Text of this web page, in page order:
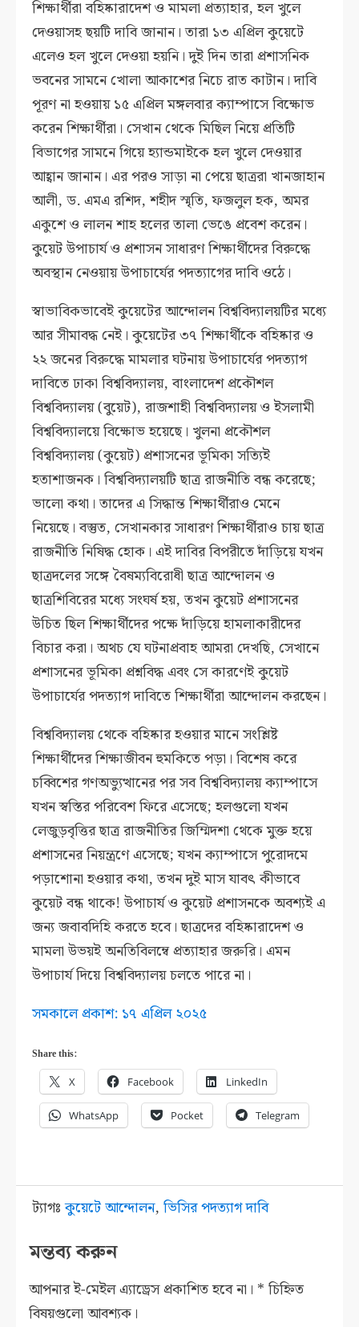
শিক্ষার্থীরা বহিষ্কারাদেশ ও মামলা প্রত্যাহার, হল খুলে
দেওয়াসহ ছয়টি দাবি জানান। তারা ১৩ এপ্রিল কুয়েটে
এলেও হল খুলে দেওয়া হয়নি। দুই দিন তারা প্রশাসনিক
ভবনের সামনে খোলা আকাশের নিচে রাত কাটান। দাবি
পূরণ না হওয়ায় ১৫ এপ্রিল মঙ্গলবার ক্যাম্পাসে বিক্ষোভ
করেন শিক্ষার্থীরা। সেখান থেকে মিছিল নিয়ে প্রতিটি
বিভাগের সামনে গিয়ে হ্যান্ডমাইকে হল খুলে দেওয়ার
আহ্বান জানান। এর পরও সাড়া না পেয়ে ছাত্ররা খানজাহান
আলী, ড. এমএ রশিদ, শহীদ স্মৃতি, ফজলুল হক, অমর
একুশে ও লালন শাহ হলের তালা ভেঙে প্রবেশ করেন।
কুয়েট উপাচার্য ও প্রশাসন সাধারণ শিক্ষার্থীদের বিরুদ্ধে
অবস্থান নেওয়ায় উপাচার্যের পদত্যাগের দাবি ওঠে।
স্বাভাবিকভাবেই কুয়েটের আন্দোলন বিশ্ববিদ্যালয়টির মধ্যে
আর সীমাবদ্ধ নেই। কুয়েটের ৩৭ শিক্ষার্থীকে বহিষ্কার ও
২২ জনের বিরুদ্ধে মামলার ঘটনায় উপাচার্যের পদত্যাগ
দাবিতে ঢাকা বিশ্ববিদ্যালয়, বাংলাদেশ প্রকৌশল
বিশ্ববিদ্যালয় (বুয়েট), রাজশাহী বিশ্ববিদ্যালয় ও ইসলামী
বিশ্ববিদ্যালয়ে বিক্ষোভ হয়েছে। খুলনা প্রকৌশল
বিশ্ববিদ্যালয় (কুয়েট) প্রশাসনের ভূমিকা সত্যিই
হতাশাজনক। বিশ্ববিদ্যালয়টি ছাত্র রাজনীতি বন্ধ করেছে;
ভালো কথা। তাদের এ সিদ্ধান্ত শিক্ষার্থীরাও মেনে
নিয়েছে। বস্তুত, সেখানকার সাধারণ শিক্ষার্থীরাও চায় ছাত্র
রাজনীতি নিষিদ্ধ হোক। এই দাবির বিপরীতে দাঁড়িয়ে যখন
ছাত্রদলের সঙ্গে বৈষম্যবিরোধী ছাত্র আন্দোলন ও
ছাত্রশিবিরের মধ্যে সংঘর্ষ হয়, তখন কুয়েট প্রশাসনের
উচিত ছিল শিক্ষার্থীদের পক্ষে দাঁড়িয়ে হামলাকারীদের
বিচার করা। অথচ যে ঘটনাপ্রবাহ আমরা দেখছি, সেখানে
প্রশাসনের ভূমিকা প্রশ্নবিদ্ধ এবং সে কারণেই কুয়েট
উপাচার্যের পদত্যাগ দাবিতে শিক্ষার্থীরা আন্দোলন করছেন।
বিশ্ববিদ্যালয় থেকে বহিষ্কার হওয়ার মানে সংশ্লিষ্ট
শিক্ষার্থীদের শিক্ষাজীবন হুমকিতে পড়া। বিশেষ করে
চব্বিশের গণঅভ্যুত্থানের পর সব বিশ্ববিদ্যালয় ক্যাম্পাসে
যখন স্বস্তির পরিবেশ ফিরে এসেছে; হলগুলো যখন
লেজুড়বৃত্তির ছাত্র রাজনীতির জিম্মিদশা থেকে মুক্ত হয়ে
প্রশাসনের নিয়ন্ত্রণে এসেছে; যখন ক্যাম্পাসে পুরোদমে
পড়াশোনা হওয়ার কথা, তখন দুই মাস যাবৎ কীভাবে
কুয়েট বন্ধ থাকে! উপাচার্য ও কুয়েট প্রশাসনকে অবশ্যই এ
জন্য জবাবদিহি করতে হবে। ছাত্রদের বহিষ্কারাদেশ ও
মামলা উভয়ই অনতিবিলম্বে প্রত্যাহার জরুরি। এমন
উপাচার্য দিয়ে বিশ্ববিদ্যালয় চলতে পারে না।
সমকালে প্রকাশ: ১৭ এপ্রিল ২০২৫
Share this:
X Facebook LinkedIn
WhatsApp Pocket Telegram
ট্যাগঃকুয়েটে আন্দোলন,ভিসির পদত্যাগ দাবি
মন্তব্য করুন
আপনার ই-মেইল এ্যাড্রেস প্রকাশিত হবে না। * চিহ্নিত
বিষয়গুলো আবশ্যক।